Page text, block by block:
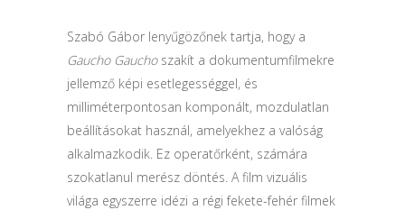
Szabó Gábor lenyűgözőnek tartja, hogy a
Gaucho Gauchoszakít a dokumentumfilmekre
jellemző képi esetlegességgel, és
milliméterpontosan komponált, mozdulatlan
beállításokat használ, amelyekhez a valóság
alkalmazkodik. Ez operatőrként, számára
szokatlanul merész döntés. A film vizuális
világa egyszerre idézi a régi fekete-fehér filmek